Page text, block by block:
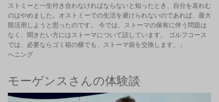
ストミーと一生付き合わなければならないと知ったとき、自分を哀れむ
のはやめました。オストミーでの生活を避けられないのであれば、最大
限活用しようと思ったのです。 今では、ストーマの保有に伴う問題は
なく、聞きたい方にはストーマについて話しています。 ゴルフコース
では、必要ならゴミ箱の横でも、ストーマ袋を交換します。」
へニング
モーゲンスさんの体験談